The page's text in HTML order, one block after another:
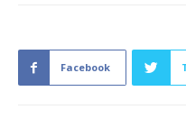
Facebook